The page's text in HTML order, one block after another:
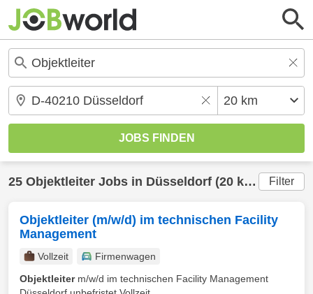
25 Objektleiter Jobs in Düsseldorf (20 km) gefunden Filter
Objektleiter (m/w/d) im technischen Facility
Management
Vollzeit
Firmenwagen
Objektleiterm/w/d im technischen Facility Management